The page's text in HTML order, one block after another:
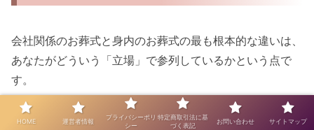
会社関係のお葬式と身内のお葬式の最も根本的な違いは、
あなたがどういう「立場」で参列しているかという点で
す。
会社関係のお葬式、特に取引先の社長のお葬式では、あな
HOME 運営者情報
プライバシーポリ
シー
特定商取引法に基
づく表記
お問い合わせ サイトマップ